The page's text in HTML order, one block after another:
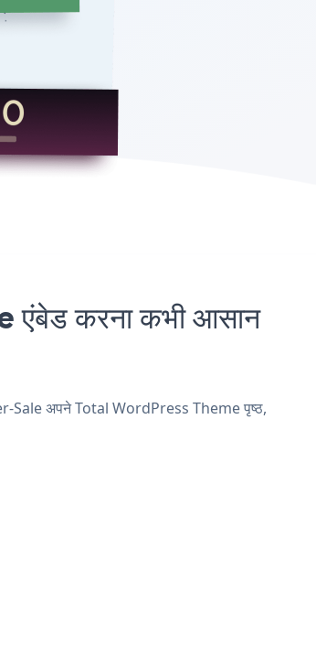
करना कभी आसान
Sale अपने Total WordPress Theme पृष्ठ,